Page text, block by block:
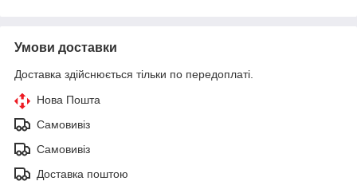
Умови доставки
Доставка здійснюється тільки по передоплаті.
Нова Пошта
Самовивіз
Самовивіз
Доставка поштою